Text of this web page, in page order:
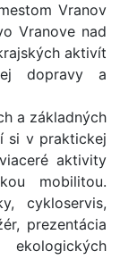
Vranov
Vranove nad
aktivít
dopravy a
a základných
si v praktickej
aktivity
mobilitou.
cykloservis,
prezentácia